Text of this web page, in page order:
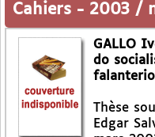
Cahiers - 2003 /
GALLO
do
Thèse
Edgar